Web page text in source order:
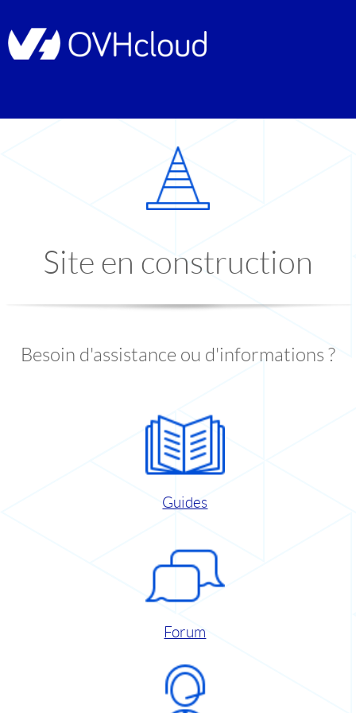
Site en construction
Besoin d'assistance ou d'informations ?
Guides
Forum